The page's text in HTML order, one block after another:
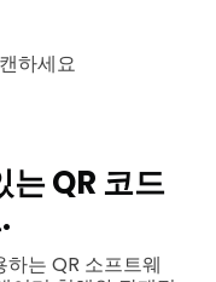
하세요
는 QR 코드
는 QR 소프트웨